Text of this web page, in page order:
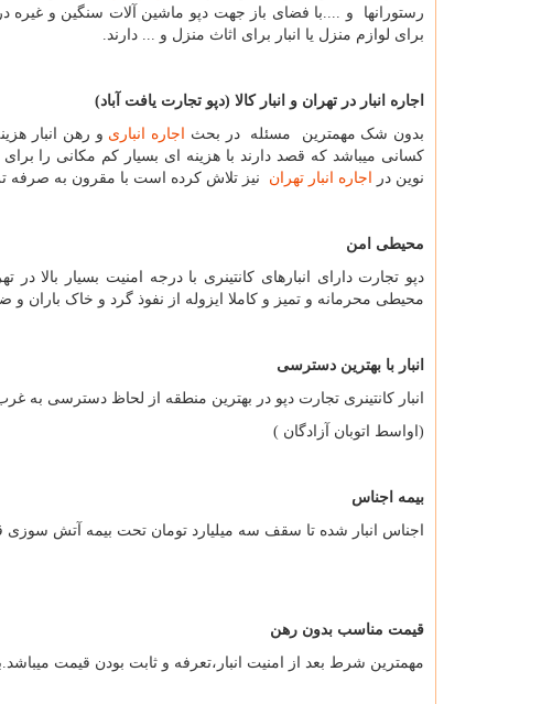
رستورانها و ....با فضای باز جهت دپو ماشین آلات سنگین و غیره
برای لوازم منزل یا انبار برای اثاث منزل و ... دارند.
اجاره انبار در تهران و انبار کالا (دپو تجارت یافت آباد)
بدون شک مهمترین مسئله در بحث
اجاره انباری و رهن انبار
کسانی میباشد که قصد دارند با هزینه ای بسیار کم مکانی را
نوین در
اجاره انبار تهران نیز تلاش کرده است با مقرون به صرفه
محیطی امن
دپو تجارت دارای انبارهای کانتینری با درجه امنیت بسیار بالا
محیطی محرمانه و تمیز و کاملا ایزوله از نفوذ گرد و خاک باران
انبار با بهترین دسترسی
انبار کانتینری تجارت دپو در بهترین منطقه از لحاظ دسترسی به
(اواسط اتوبان آزادگان )
بیمه اجناس
اجناس انبار شده تا سقف سه میلیارد تومان تحت بیمه آتش سوزی
قیمت مناسب بدون رهن
مهمترین شرط بعد از امنیت انبار،تعرفه و ثابت بودن قیمت